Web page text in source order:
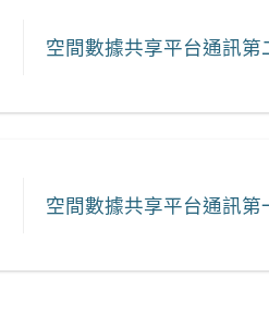
空間數據共享平台通訊第
空間數據共享平台通訊第